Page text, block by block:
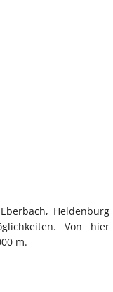
Heldenburg
Von hier
m.